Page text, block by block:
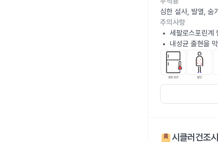
심한 설사, 발열, 숨
주의사항
세팔로스포린계
내성균 출현을
시클러건